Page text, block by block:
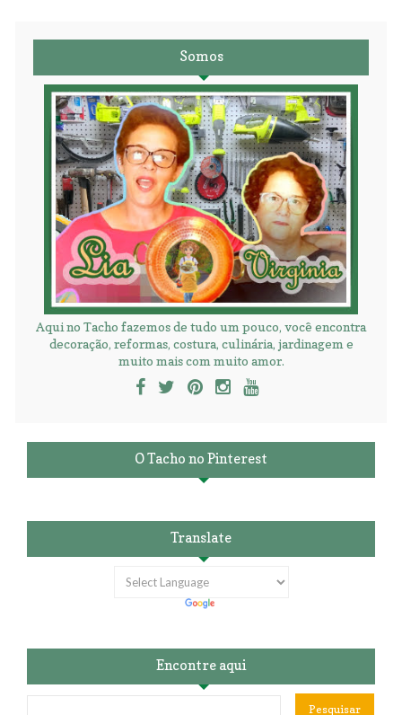
Somos
Aqui no Tacho fazemos de tudo um pouco, você encontra
decoração, reformas, costura, culinária, jardinagem e
muito mais com muito amor.
O Tacho no Pinterest
Translate
Encontre aqui